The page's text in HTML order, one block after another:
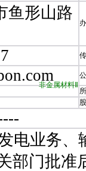
鱼形山路
非金属材料Ⅱ
---
电业务、
部门批准